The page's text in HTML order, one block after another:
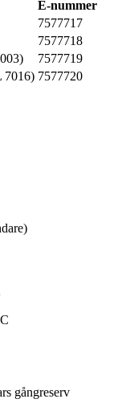
E-nummer
7577717
7577718
7577719
7016) 7577720
gångreserv